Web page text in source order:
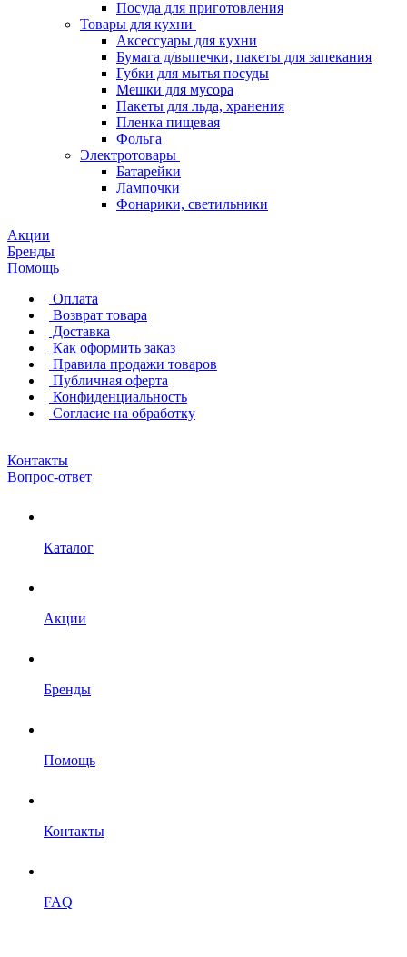
Посуда для приготовления
Товары для кухни
Аксессуары для кухни
Бумага д/выпечки, пакеты для запекания
Губки для мытья посуды
Мешки для мусора
Пакеты для льда, хранения
Пленка пищевая
Фольга
Электротовары
Батарейки
Лампочки
Фонарики, светильники
Акции
Бренды
Помощь
Оплата
Возврат товара
Доставка
Как оформить заказ
Правила продажи товаров
Публичная оферта
Конфиденциальность
Согласие на обработку
Контакты
Вопрос-ответ
Каталог
Акции
Бренды
Помощь
Контакты
FAQ